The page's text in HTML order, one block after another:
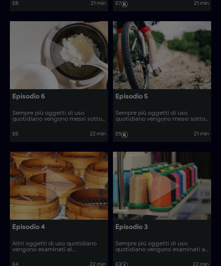
vengono realizzati oggetti come
E8 21 min
produzione. Come vengono
E7 21 min
Episodio 6
Sempre più oggetti di uso
quotidiano vengono messi sotto
rivelando il loro processo di
produzione. Come vengono
giardino?
E6 22 min
Episodio 5
Sempre più oggetti di uso
quotidiano vengono messi sotto
rivelando il loro processo di
produzione. Come vengono
carne in scatola e coltelli da
E5 21 min
Episodio 4
Altri oggetti di uso quotidiano
vengono esaminati al
realizzati oggetti quali verande
E4 22 min
Episodio 3
Sempre più oggetti di uso
quotidiano vengono esaminati al
processo di produzione. Come
E3 22 min